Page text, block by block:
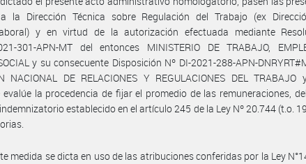
la Dirección Técnica sobre Regulación del Trabajo (ex
y en virtud de la autorización efectuada mediante
301-APN-MT del entonces MINISTERIO DE TRABAJO,
y su consecuente Disposición Nº DI-2021-288-APN-
NACIONAL DE RELACIONES Y REGULACIONES DEL TRABAJO
la procedencia de fijar el promedio de las remuneraciones,
establecido en el artículo 245 de la Ley Nº 20.744 (t.o.
medida se dicta en uso de las atribuciones conferidas por la Ley